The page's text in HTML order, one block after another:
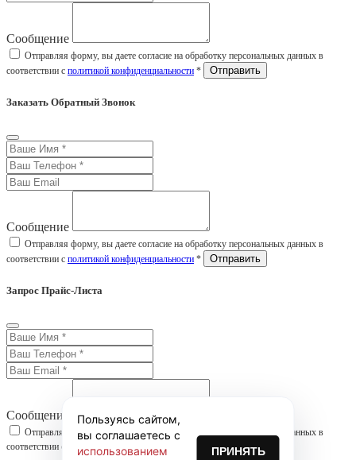
Сообщение
Отправляя форму, вы даете согласие на обработку персональных данных в
соответствии с политикой конфиденциальности *
Заказать Обратный Звонок
Сообщение
Отправляя форму, вы даете согласие на обработку персональных данных в
соответствии с политикой конфиденциальности *
Запрос Прайс-Листа
Сообщение
Отправляя форму, вы даете согласие на обработку персональных данных в
соответствии с
политикой конфиденциальности
Пользуясь сайтом,
вы соглашаетесь с
использованием
ПРИНЯТЬ